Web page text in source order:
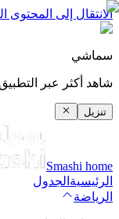
الانتقال إلى المحتوى
سماشي
شاهد أكثر عبر التطبيق
تنزيل
Smashi home
الرئيسية الجدول
الرياضة